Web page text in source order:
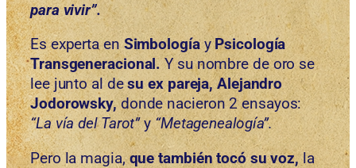
para vivir”.
Es experta enSimbologíayPsicología
Transgeneracional. Y su nombre de oro se
lee junto al desu ex pareja, Alejandro
Jodorowsky,donde nacieron 2 ensayos:
“La vía del Tarot”y“Metagenealogía”.
Pero la magia,que también tocó su voz,la